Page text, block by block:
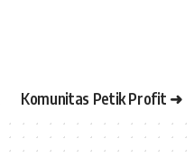
Komunitas Petik Profit ➜